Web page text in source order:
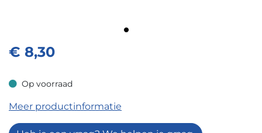
€ 8,30
Op voorraad
Op voorraad
Meer productinformatie